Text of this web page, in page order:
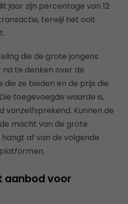
jaar zijn percentage van 12
terwijl het ooit
die de grote jongens
te denken over de
ze bieden en de prijs die
toegevoegde waarde is,
vanzelfsprekend. Kunnen de
macht van de grote
af van de volgende
aanbod voor